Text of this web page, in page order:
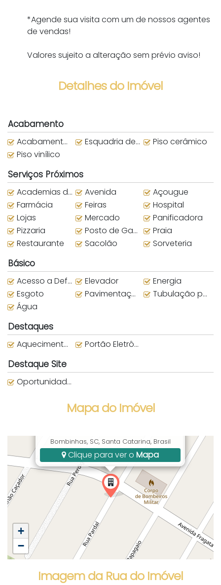
*Agende sua visita com um de nossos agentes
de vendas!
Valores sujeito a alteração sem prévio aviso!
Detalhes do Imóvel
Acabamento
Acabamento em Gesso Esquadria de alumínio
Piso cerâmico
Piso vinílico
Serviços Próximos
Academias de ginástica Avenida
Açougue
Farmácia
Feiras
Hospital
Lojas
Mercado
Panificadora
Pizzaria
Posto de Gasolina
Praia
Restaurante
Sacolão Sorveteria
Básico
Acesso a Deficientes Elevador
Energia
Esgoto
Pavimentação
Tubulação para água quente
Água
Destaques
Aquecimento Central Portão Eletrônico
Destaque Site
Oportunidade Destaque
Mapa do Imóvel
Bombinhas, SC, Santa Catarina, Brasil
Clique para ver o Mapa
+
−
Imagem da Rua do Imóvel